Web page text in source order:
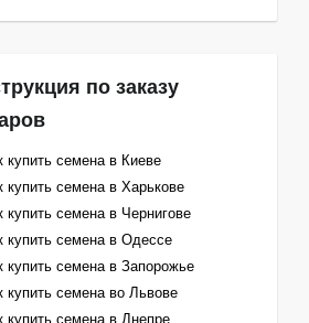
по заказу
купить семена в Киеве
купить семена в Харькове
купить семена в Чернигове
купить семена в Одессе
купить семена в Запорожье
купить семена во Львове
купить семена в Днепре